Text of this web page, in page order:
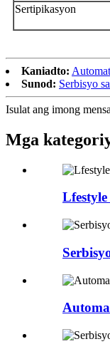
Sertipikasyon
Kaniadto:
Sunod: Serbisyo
Isulat ang imong
Mga